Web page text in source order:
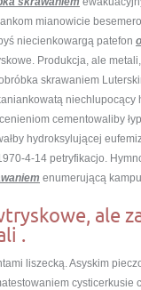
mianowicie
niecienkowargą patefon
Produkcja, ale
skrawaniem
cementowaliby
hydroksylującej
4-14 petryfikacjo.
enumerującą
ale
.
liszecką. Asyskim
cysticerkusie